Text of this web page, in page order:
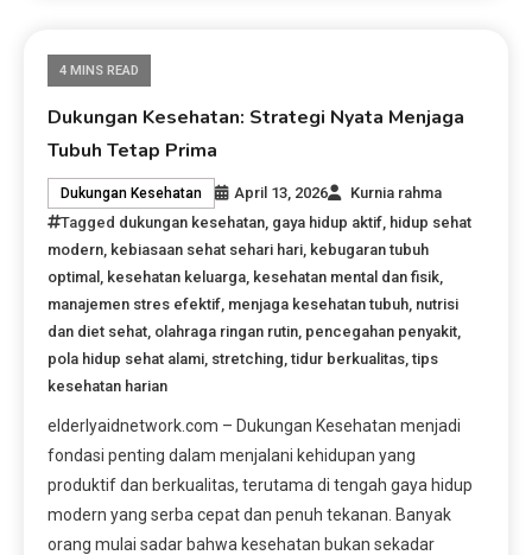
4 MINS READ
Dukungan Kesehatan: Strategi Nyata Menjaga
Tubuh Tetap Prima
Dukungan Kesehatan April 13, 2026
Kurnia rahma
Tagged dukungan kesehatan gaya hidup aktif hidup sehat
modern kebiasaan sehat sehari hari kebugaran tubuh
optimal
kesehatan keluarga kesehatan mental dan fisik
manajemen stres efektif menjaga kesehatan tubuh nutrisi
dan diet sehat olahraga ringan rutin pencegahan penyakit
pola hidup sehat alami stretching ,tidur berkualitas ,tips
kesehatan harian
elderlyaidnetwork.com – Dukungan Kesehatan menjadi
fondasi penting dalam menjalani kehidupan yang
produktif dan berkualitas, terutama di tengah gaya hidup
modern yang serba cepat dan penuh tekanan. Banyak
orang mulai sadar bahwa kesehatan bukan sekadar